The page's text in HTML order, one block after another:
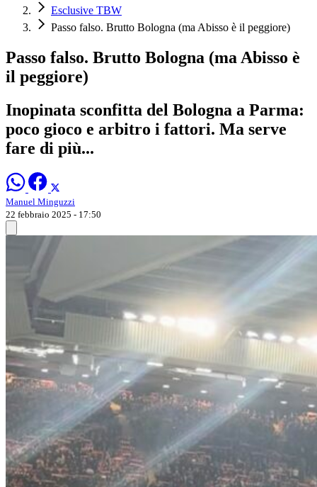
Esclusive TBW
Passo falso. Brutto Bologna (ma Abisso è il peggiore)
Passo falso. Brutto Bologna (ma Abisso è
il peggiore)
Inopinata sconfitta del Bologna a Parma:
poco gioco e arbitro i fattori. Ma serve
fare di più...
Manuel Minguzzi
22 febbraio 2025 - 17:50